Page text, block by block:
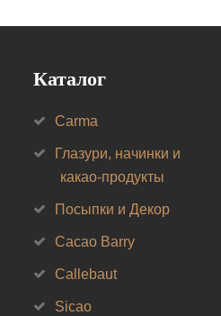
Каталог
Carma
Глазури, начинки и
какао-продукты
Посыпки и Декор
Cacao Barry
Callebaut
Sicao